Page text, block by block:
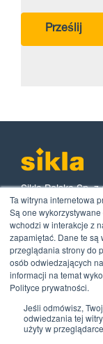
Ta witryna internetowa
Są one
wchodzi w interakcje z
zapamiętać. Dane te są
przeglądania strony do
osób odwiedzających
informacji na temat
Polityce prywatności.
Jeśli odmówisz,
odwiedzania tej
użyty w
Sikla Polska Sp. z
ul. Spółdzielcza 55
58-500 Jelenia
Partner na
wszystko o
blog.sikla.pl